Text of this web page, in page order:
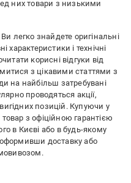
них товари з низькими
легко знайдете оригінальні
характеристики і технічні
корисні відгуки від
з цікавими статтями з
на найбільш затребувані
проводяться акції,
позицій. Купуючи у
з офіційною гарантією
в Києві або в будь-якому
доставку або